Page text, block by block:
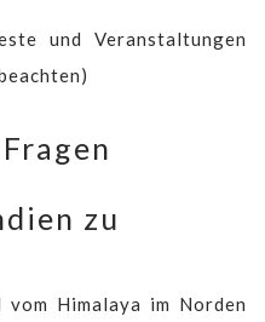
und Veranstaltungen
zu
Himalaya im Norden